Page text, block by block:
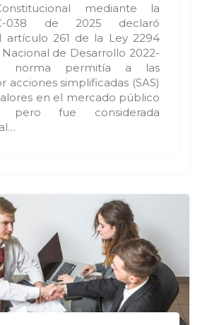
mediante la
038 de 2025 declaró
artículo 261 de la Ley 2294
de Desarrollo 2022-
norma permitía a las
acciones simplificadas (SAS)
en el mercado público
pero fue considerada